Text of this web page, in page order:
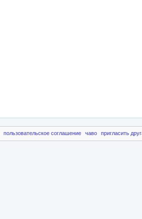
пользовательское соглашение чаво пригласить